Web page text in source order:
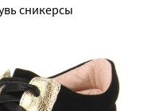
сникерсы